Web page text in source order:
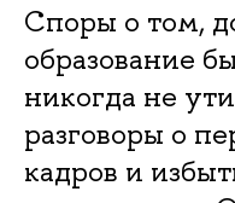
Споры о том,
образование
никогда не
разговоры о
кадров и